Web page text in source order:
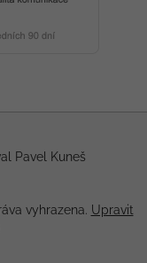
Pavel Kuneš
vyhrazena. Upravit